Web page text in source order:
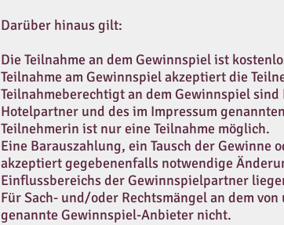
Darüber hinaus gilt:
Die Teilnahme an dem Gewinnspiel ist
Teilnahme am Gewinnspiel akzeptiert die
Teilnahmeberechtigt an dem Gewinnspiel
Hotelpartner und des im Impressum
Teilnehmerin ist nur eine Teilnahme möglich.
Eine Barauszahlung, ein Tausch der
akzeptiert gegebenenfalls notwendige
Einflussbereichs der Gewinnspielpartner
Für Sach- und/oder Rechtsmängel an dem
genannte Gewinnspiel-Anbieter nicht.